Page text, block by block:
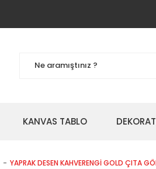
KANVAS TABLO
YAPRAK DESEN KAHVERENGİ GOLD ÇITA